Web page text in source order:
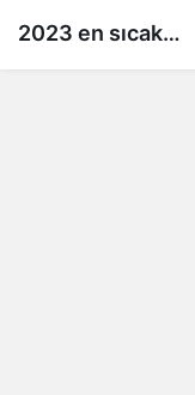
2023 en sıcak